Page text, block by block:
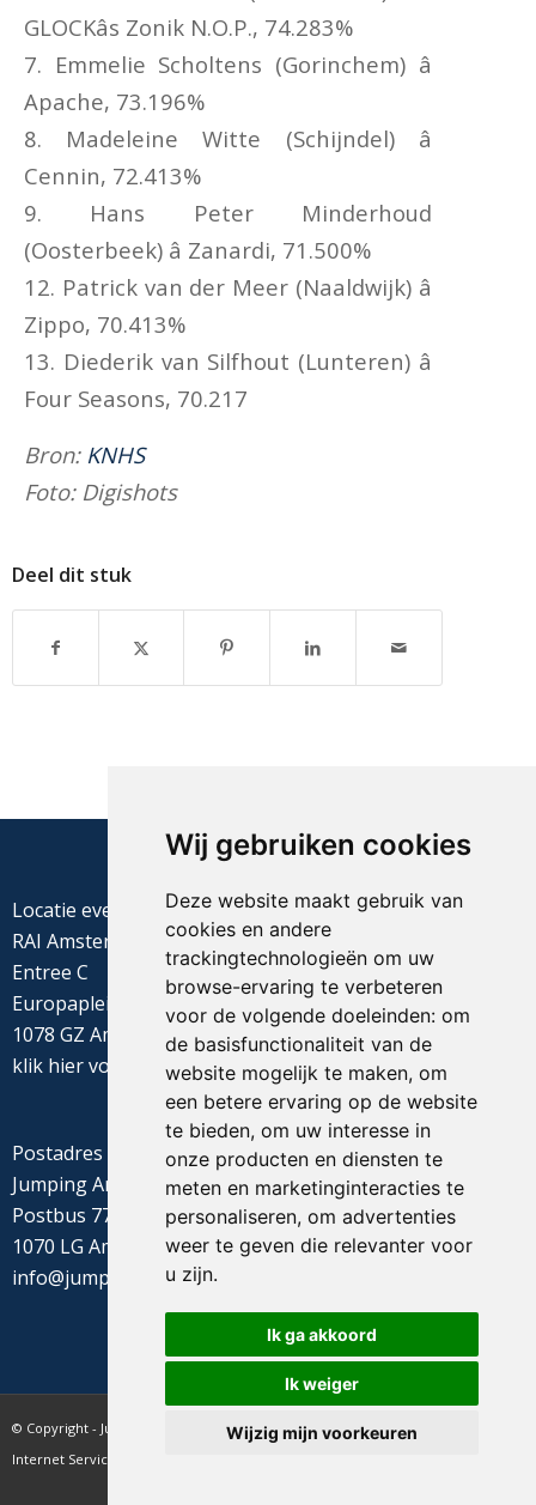
Wij gebruiken cookies
Deze website maakt gebruik van
cookies en andere
trackingtechnologieën om uw
browse-ervaring te verbeteren
voor de volgende doeleinden: om
de basisfunctionaliteit van de
website mogelijk te maken, om
een betere ervaring op de website
te bieden, om uw interesse in
onze producten en diensten te
meten en marketinginteracties te
personaliseren, om advertenties
weer te geven die relevanter voor
u zijn.
Ik ga akkoord
Ik weiger
Wijzig mijn voorkeuren
GLOCKâs Zonik N.O.P., 74.283%
7. Emmelie Scholtens (Gorinchem) â
Apache, 73.196%
8. Madeleine Witte (Schijndel) â
Cennin, 72.413%
9. Hans Peter Minderhoud
(Oosterbeek) â Zanardi, 71.500%
12. Patrick van der Meer (Naaldwijk) â
Zippo, 70.413%
13. Diederik van Silfhout (Lunteren) â
Four Seasons, 70.217
Bron: KNHS
Foto: Digishots
Deel dit stuk
Locatie evenement
RAI Amsterdam
Entree C
Europaplein 22
1078 GZ Amsterdam
klik hiervoor de routebeschrijving
Postadres
Jumping Amsterdam
Postbus 77655
1070 LG Amsterdam
info@jumpingamsterdam.nl
© Copyright - Jumping Amsterdam - website realisatie CyberNed
Internet Services